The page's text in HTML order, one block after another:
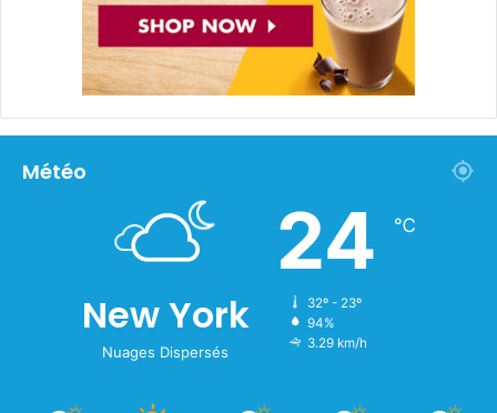
Météo
New York
Nuages Dispersés
24 ℃
32º - 23º
94%
3.29 km/h